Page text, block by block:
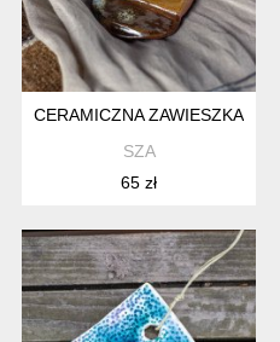
CERAMICZNA ZAWIESZKA W
SZA
65 zł